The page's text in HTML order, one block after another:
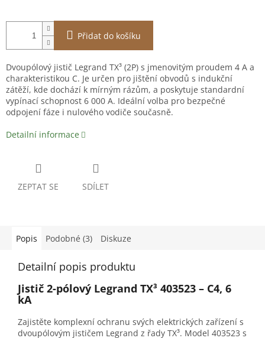
Přidat do košíku
Dvoupólový jistič Legrand TX³ (2P) s jmenovitým proudem 4 A a
charakteristikou C. Je určen pro jištění obvodů s indukční
zátěží, kde dochází k mírným rázům, a poskytuje standardní
vypínací schopnost 6 000 A. Ideální volba pro bezpečné
odpojení fáze i nulového vodiče současně.
Detailní informace
ZEPTAT SE SDÍLET
Popis Podobné (3) Diskuze
Detailní popis produktu
Jistič 2-pólový Legrand TX³ 403523 – C4, 6
kA
Zajistěte komplexní ochranu svých elektrických zařízení s
dvoupólovým jističem Legrand z řady TX³. Model 403523 s